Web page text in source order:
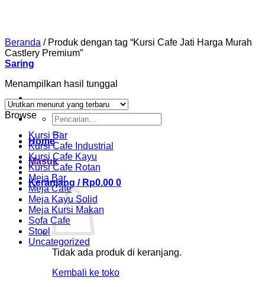
Pencarian
untuk:
Home
Masuk
Keranjang / Rp0.00 0
Tidak ada produk di keranjang.
Kembali ke toko
Beranda /Produk dengan tag “Kursi Cafe Jati Harga Murah
Castlery Premium”
Saring
Menampilkan hasil tunggal
Browse
Kursi Bar
Kursi Cafe Industrial
Kursi Cafe Kayu
Kursi Cafe Rotan
Meja Bar
Meja Cafe
Meja Kayu Solid
Meja Kursi Makan
Sofa Cafe
Stool
Uncategorized